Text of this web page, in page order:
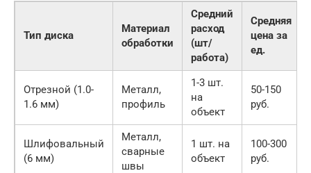
Тип диска
Материал
обработки
Средний
расход
(шт/
работа)
Средняя
цена за
ед.
Отрезной (1.0-
1.6 мм)
Металл,
профиль
1-3 шт.
на
объект
50-150
руб.
Шлифовальный
(6 мм)
Металл,
сварные
швы
1 шт. на
объект
100-300
руб.